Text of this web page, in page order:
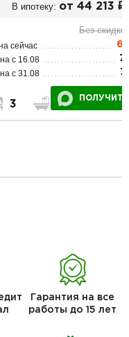
В ипотеку: от 44 213
Без скидки
сейчас 6
с 16.08 7
с 31.08 7
3 2
Гарантия на все
работы до 15 лет